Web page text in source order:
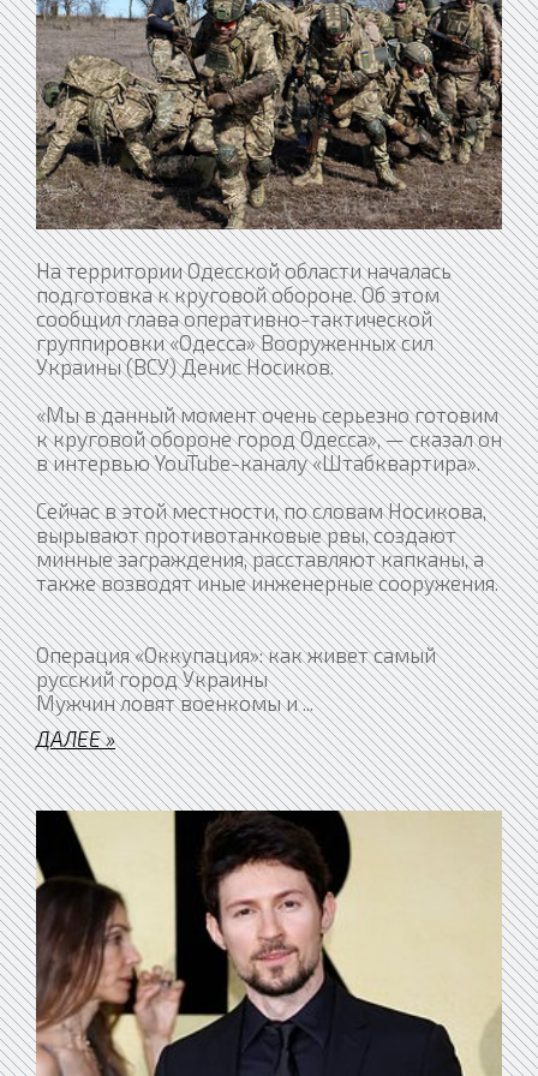
На территории Одесской области началась
подготовка к круговой обороне. Об этом
сообщил глава оперативно-тактической
группировки «Одесса» Вооруженных сил
Украины (ВСУ) Денис Носиков.
«Мы в данный момент очень серьезно готовим
к круговой обороне город Одесса», — сказал он
в интервью YouTube-каналу «Штабквартира».
Сейчас в этой местности, по словам Носикова,
вырывают противотанковые рвы, создают
минные заграждения, расставляют капканы, а
также возводят иные инженерные сооружения.
Операция «Оккупация»: как живет самый
русский город Украины
Мужчин ловят военкомы и...
ДАЛЕЕ »